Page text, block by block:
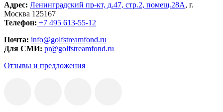
Адрес: Ленинградский пр-кт, д.47, стр.2, помещ.28А, г.
Москва 125167
Телефон: +7 495 613-55-12
Почта: info@golfstreamfond.ru
Для СМИ: pr@golfstreamfond.ru
Отзывы и предложения